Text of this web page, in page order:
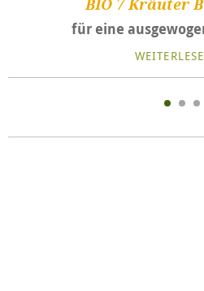
BIO 7 Kräuter
für eine